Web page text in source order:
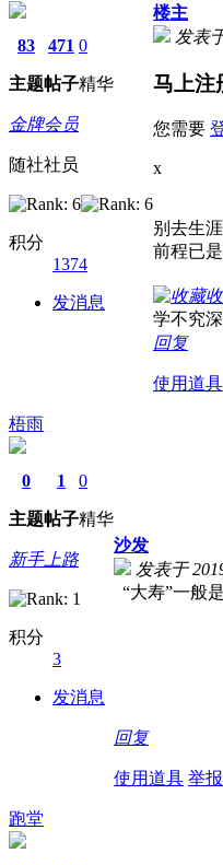
83
主题
471
帖子
0
精华
金牌会员
随社社员
积分
1374
发消息
楼主
发表
马上注
您需要
x
别去生
前程已
学不究
回复
使用道具
梧雨
0
主题
1
帖子
0
精华
新手上路
积分
3
发消息
沙发
发表于
“大寿”一般
回复
使用道具 举报
跑堂